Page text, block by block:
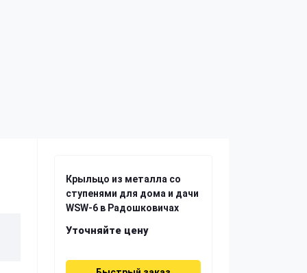
Крыльцо из металла со
ступенями для дома и дачи
WSW-6 в Радошковичах
Уточняйте цену